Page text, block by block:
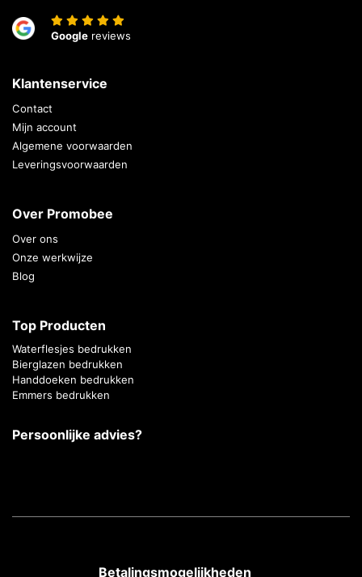
Google reviews
Klantenservice
Contact
Mijn account
Algemene voorwaarden
Leveringsvoorwaarden
Over Promobee
Over ons
Onze werkwijze
Blog
Top Producten
Waterflesjes bedrukken
Bierglazen bedrukken
Handdoeken bedrukken
Emmers bedrukken
Persoonlijke advies?
Betalingsmogelijkheden